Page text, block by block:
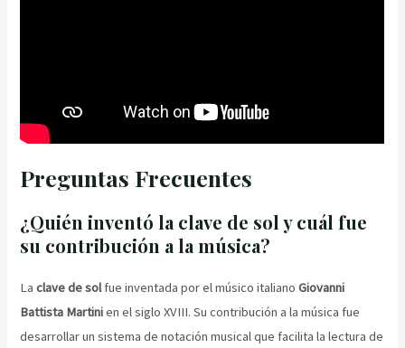
Preguntas Frecuentes
¿Quién inventó la clave de sol y cuál fue
su contribución a la música?
Laclave de solfue inventada por el músico italianoGiovanni
Battista Martinien el siglo XVIII. Su contribución a la música fue
desarrollar un sistema de notación musical que facilita la lectura de